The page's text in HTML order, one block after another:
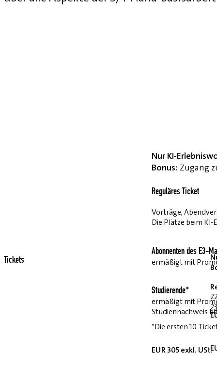
Nur KI-
Bonus: Zugang
Reguläres Ticket
Vorträge,
Die Plätze beim
Abonnenten des E3-
ermäßigt mit
Studierende*
ermäßigt mit
Studiennachweis
*Die ersten 10
EUR 305 exkl. USt.
Tickets